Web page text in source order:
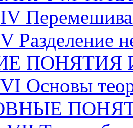
IV
Разделение
ПОНЯТИЯ
Основы